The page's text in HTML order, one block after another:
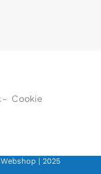
– Cookie
| 2025